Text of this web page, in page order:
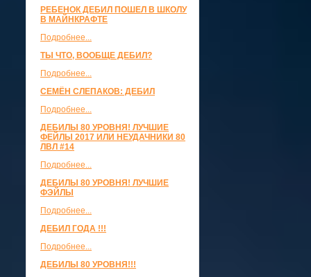
РЕБЕНОК ДЕБИЛ ПОШЕЛ В ШКОЛУ
В МАЙНКРАФТЕ
Подробнее...
ТЫ ЧТО, ВООБЩЕ ДЕБИЛ?
Подробнее...
СЕМЁН СЛЕПАКОВ: ДЕБИЛ
Подробнее...
ДЕБИЛЫ 80 УРОВНЯ! ЛУЧШИЕ
ФЕЙЛЫ 2017 ИЛИ НЕУДАЧНИКИ 80
ЛВЛ #14
Подробнее...
ДЕБИЛЫ 80 УРОВНЯ! ЛУЧШИЕ
ФЭЙЛЫ
Подробнее...
ДЕБИЛ ГОДА !!!
Подробнее...
ДЕБИЛЫ 80 УРОВНЯ!!!